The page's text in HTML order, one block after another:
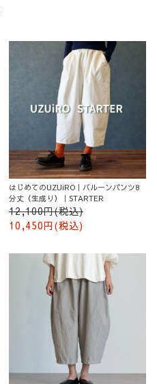
はじめてのUZUiRO｜バルーンパンツ8
分丈（生成り）｜STARTER
12,100円(税込)
10,450円(税込)